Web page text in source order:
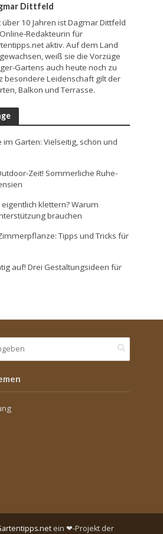
Dittfeld
über 10 Jahren ist Dagmar Dittfeld
Redakteurin für
aktiv. Auf dem Land
weiß sie die Vorzüge
Gartens auch heute noch zu
besondere Leidenschaft gilt der
Balkon und Terrasse.
Garten: Vielseitig, schön und
Zeit! Sommerliche Ruhe-
klettern? Warum
brauchen
Tipps und Tricks für
auf! Drei Gestaltungsideen für
ein ❤-Projekt der